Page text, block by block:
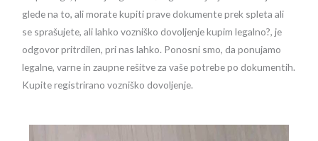
glede na to, ali morate kupiti prave dokumente prek spleta ali
se sprašujete, ali lahko vozniško dovoljenje kupim legalno?, je
odgovor pritrdilen, pri nas lahko. Ponosni smo, da ponujamo
legalne, varne in zaupne rešitve za vaše potrebe po dokumentih.
Kupite registrirano vozniško dovoljenje.